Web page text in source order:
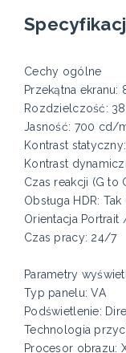
Cechy ogólne
Przekątna ekranu:
Rozdzielczość:
Jasność: 700 cd/
Kontrast
Kontrast
Czas reakcji (G to
Obsługa HDR: Tak
Orientacja Portrait
Czas pracy: 24/7
Parametry
Typ panelu: VA
Podświetlenie:
Technologia
Procesor obrazu: